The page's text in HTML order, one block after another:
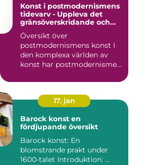
Konst i postmodernismens
tidevarv - Uppleva det
gränsöverskridande och
mångfacetterade
Översikt över
postmodernismens konst I
den komplexa världen av
konst har postmodernismen
17. jan
Barock konst en
fördjupande översikt
Barock konst: En
blomstrande prakt under
1600-talet Introduktion: ...